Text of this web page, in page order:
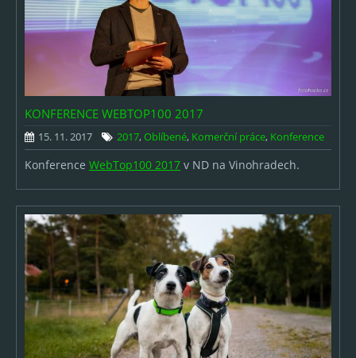
KONFERENCE WEBTOP100 2017
15. 11. 2017 2017,Oblíbené, Komerční práce, Konference
Konference WebTop100 2017 v ND na Vinohradech.